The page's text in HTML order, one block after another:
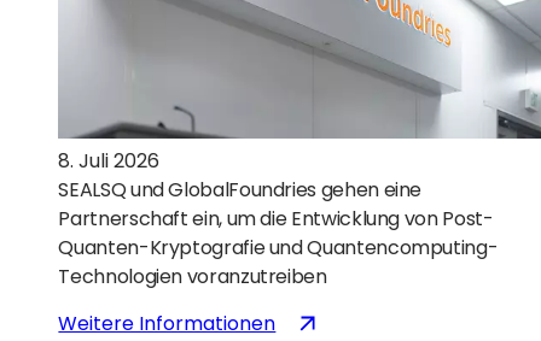
eine
Förderung
Millionen
US-
Dollar
zur
der
8. Juli 2026
SEALSQ und GlobalFoundries gehen eine
Partnerschaft ein, um die Entwicklung von Post-
Quanten-Kryptografie und Quantencomputing-
Technologien voranzutreiben
Weitere Informationen: